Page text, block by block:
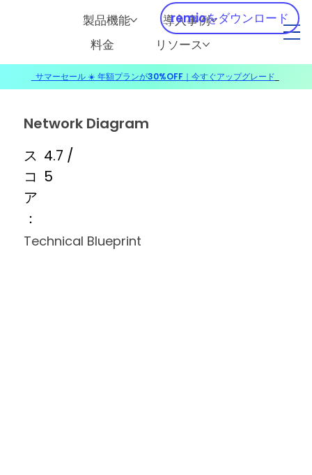
製品機能
導入事例
料金
リソース
remioをダウンロード
Network Diagram
ス
コ
ア
：
4.7 /
5
Technical Blueprint
サマーセール ☀️ 年額プランが30%OFF｜今すぐアップグレード